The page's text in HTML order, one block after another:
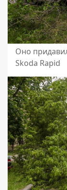
Оно
Skoda Rapid